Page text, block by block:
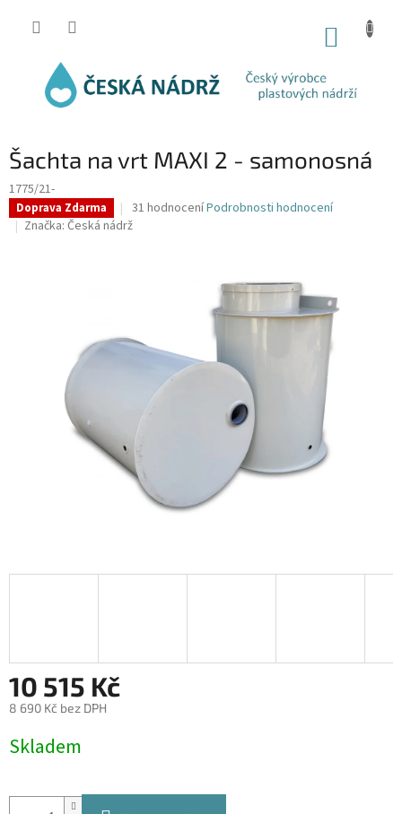
Šachta na vrt MAXI 2 - samonosná
1775/21-
Doprava Zdarma
Průměrné
hodnocení
31 hodnoceníPodrobnosti hodnocení
Značka: Česká nádrž
10 515 Kč
8 690 Kč bez DPH
cena:
Skladem